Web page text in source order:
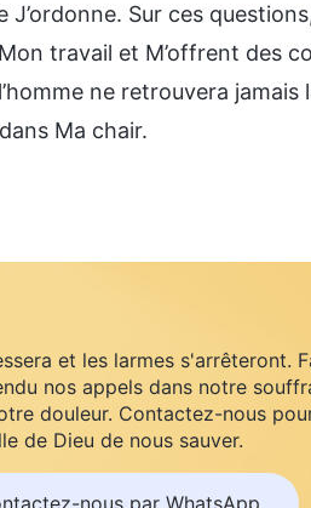
J’ordonne. Sur ces
travail et M’offrent des
ne retrouvera
Ma chair.
et les larmes s'arrêteront.
nos appels dans notre
douleur. Contactez-nous
de Dieu de nous sauver.
nous par WhatsApp